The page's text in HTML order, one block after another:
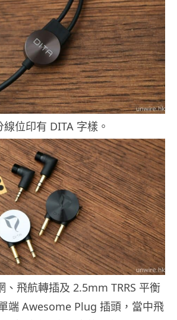
位印有 DITA 字樣。
飛航轉插及 2.5mm TRRS 平衡
端 Awesome Plug 插頭，當中飛